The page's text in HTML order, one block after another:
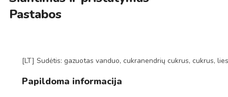
Pastabos
[LT] Sudėtis: gazuotas vanduo, cukranendrių cukrus, cukrus,
Papildoma informacija